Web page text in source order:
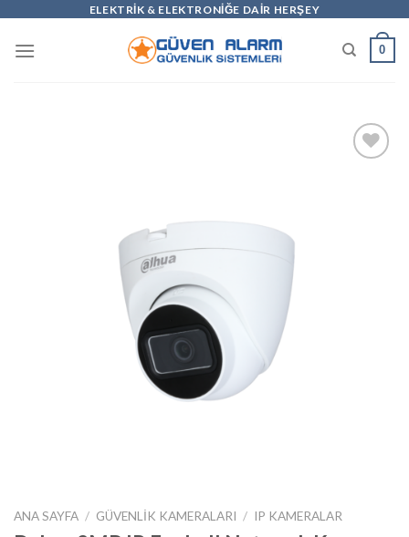
content
ELEKTRİK & ELEKTRONİĞE DAİR HERŞEY
0
ANA SAYFA / GÜVENLIK KAMERALARI / IP KAMERALAR